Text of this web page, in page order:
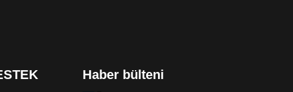
Haber bülteni